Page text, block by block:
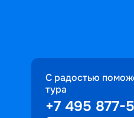
С радостью
тура
+7 495 877-